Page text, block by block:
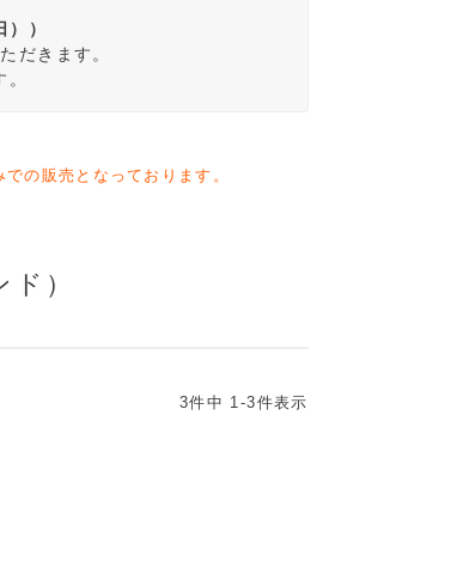
）
だきます。
の販売となっております。
）
3件中 1-3件表示